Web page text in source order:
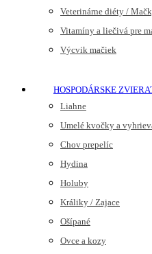
Veterinárne diéty /
Vitamíny a liečivá pre
Výcvik mačiek
HOSPODÁRSKE
Liahne
Umelé kvočky a
Chov prepelíc
Hydina
Holuby
Králiky / Zajace
Ošípané
Ovce a kozy